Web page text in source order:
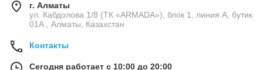
Да. Все системы инсталляций поставляются с официальной
гарантией производителя.
Да. Мы доставляем системы инсталляций по Алматы и во
все регионы Казахстана.
г. Алматы
ул. Кабдолова 1/8 (ТК «ARMADA»), блок 1, линия А, бутик
01А , Алматы, Казахстан
Контакты
Сегодня работает с 10:00 до 20:00